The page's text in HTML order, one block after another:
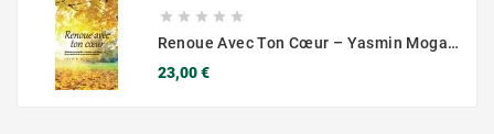
    
Renoue Avec Ton Cœur – Yasmin Mogahed (spiritualité & Bien-Être Intérieur)
23,00 €Prix